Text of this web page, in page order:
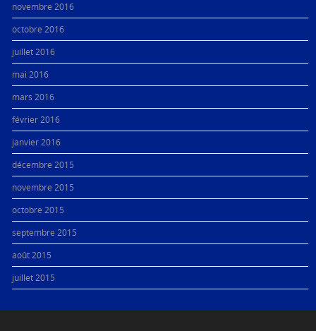
novembre 2016
octobre 2016
juillet 2016
mai 2016
mars 2016
février 2016
janvier 2016
décembre 2015
novembre 2015
octobre 2015
septembre 2015
août 2015
juillet 2015